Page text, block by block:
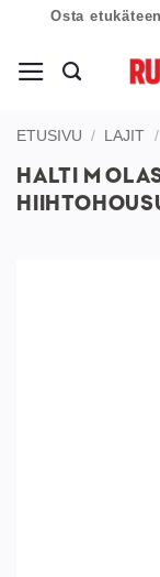
content
Osta
ETUSIVU / LAJIT /
HALTI M